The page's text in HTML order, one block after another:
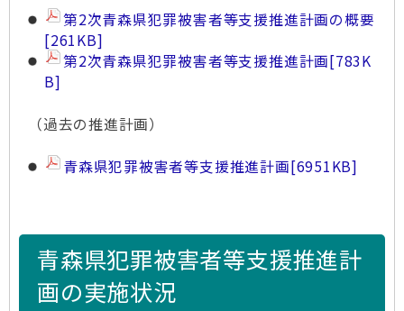
第2次青森県犯罪被害者等支援推進計画の概要
[261KB]
第2次青森県犯罪被害者等支援推進計画[783K
B]
（過去の推進計画）
青森県犯罪被害者等支援推進計画[6951KB]
青森県犯罪被害者等支援推進計
画の実施状況